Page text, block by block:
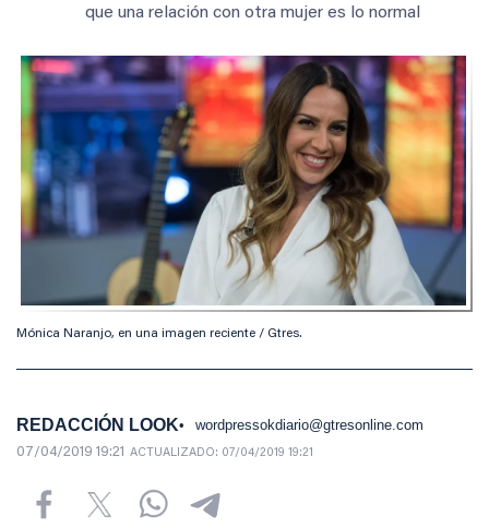
que una relación con otra mujer es lo normal
Mónica Naranjo, en una imagen reciente / Gtres.
REDACCIÓN LOOK wordpressokdiario@gtresonline.com
07/04/2019 19:21 ACTUALIZADO: 07/04/2019 19:21